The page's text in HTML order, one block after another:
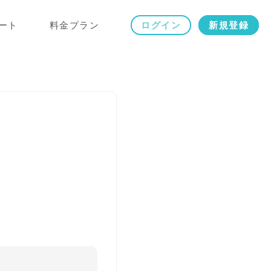
ト 料金プラン ログイン 新規登録